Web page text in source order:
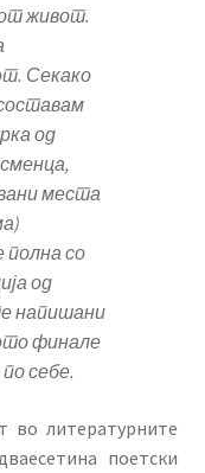
живот.
Секако
од
места
со
од
напишани
финале
себе.
во литературните
поетски